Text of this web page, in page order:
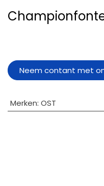
Neem contant met
Merken: OST